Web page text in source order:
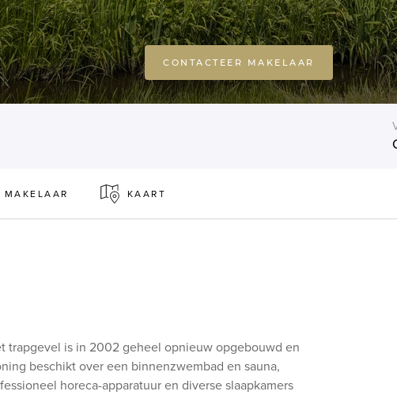
CONTACTEER MAKELAAR
MAKELAAR KAART
trapgevel is in 2002 geheel opnieuw opgebouwd en
beschikt over een binnenzwembad en sauna,
horeca-apparatuur en diverse slaapkamers